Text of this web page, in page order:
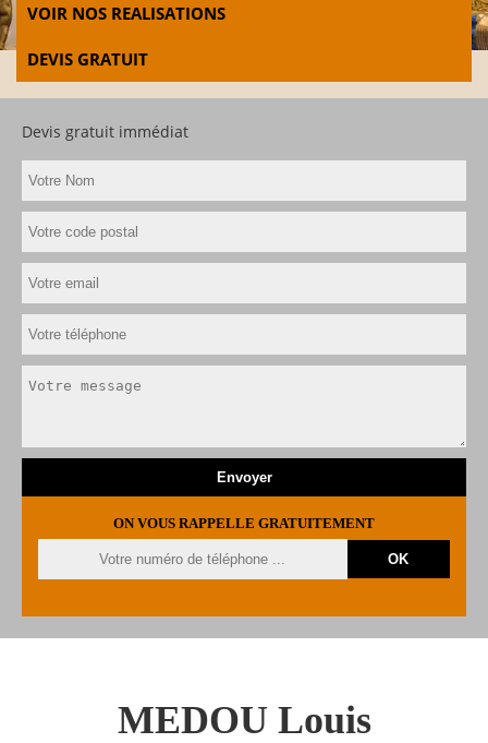
VOIR NOS REALISATIONS
DEVIS GRATUIT
Devis gratuit immédiat
ON VOUS RAPPELLE GRATUITEMENT
MEDOU Louis